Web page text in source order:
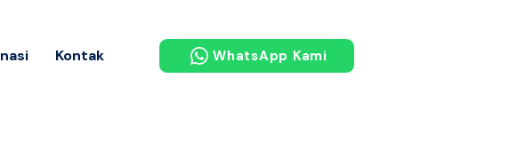
Kontak WhatsApp Kami